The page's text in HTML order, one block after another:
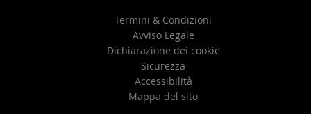
Termini & Condizioni
Avviso Legale
Dichiarazione dei cookie
Sicurezza
Accessibilità
Mappa del sito